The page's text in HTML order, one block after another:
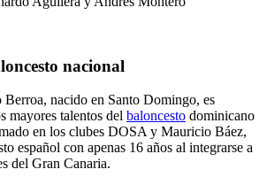
nacional
nacido en Santo Domingo, es
mayores talentos del baloncesto dominicano
en los clubes DOSA y Mauricio Báez,
español con apenas 16 años al integrarse a
del Gran Canaria.